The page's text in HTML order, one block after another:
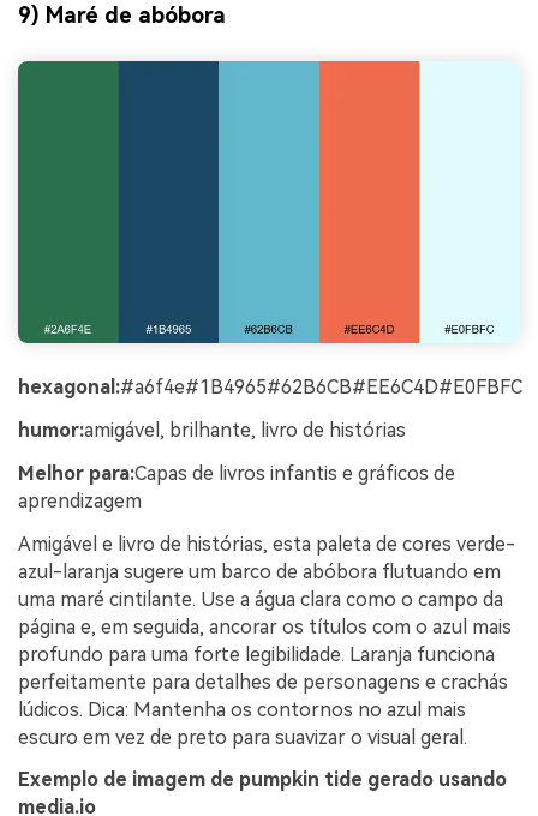
9) Maré de abóbora
hexagonal:#a6f4e#1B4965#62B6CB#EE6C4D#E0FBFC
humor:amigável, brilhante, livro de histórias
Melhor para:Capas de livros infantis e gráficos de
aprendizagem
Amigável e livro de histórias, esta paleta de cores verde-
azul-laranja sugere um barco de abóbora flutuando em
uma maré cintilante. Use a água clara como o campo da
página e, em seguida, ancorar os títulos com o azul mais
profundo para uma forte legibilidade. Laranja funciona
perfeitamente para detalhes de personagens e crachás
lúdicos. Dica: Mantenha os contornos no azul mais
escuro em vez de preto para suavizar o visual geral.
Exemplo de imagem de pumpkin tide gerado usando
media.io